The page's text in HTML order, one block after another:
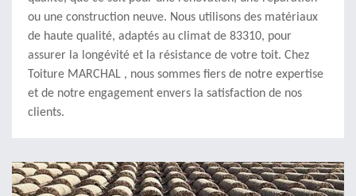
ou une construction neuve. Nous utilisons des matériaux
de haute qualité, adaptés au climat de 83310, pour
assurer la longévité et la résistance de votre toit. Chez
Toiture MARCHAL , nous sommes fiers de notre expertise
et de notre engagement envers la satisfaction de nos
clients.